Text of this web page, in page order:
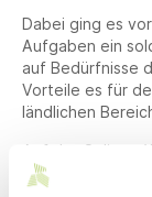
Dabei ging es
Aufgaben ein
auf Bedürfnisse
Vorteile es für
ländlichen
Auf der Online -
Studierenden